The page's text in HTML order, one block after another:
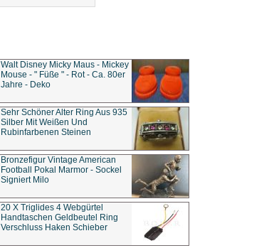
Walt Disney Micky Maus - Mickey
Mouse - " Füße " - Rot - Ca. 80er
Jahre - Deko
Sehr Schöner Alter Ring Aus 935
Silber Mit Weißen Und
Rubinfarbenen Steinen
Bronzefigur Vintage American
Football Pokal Marmor - Sockel
Signiert Milo
20 X Triglides 4 Webgürtel
Handtaschen Geldbeutel Ring
Verschluss Haken Schieber